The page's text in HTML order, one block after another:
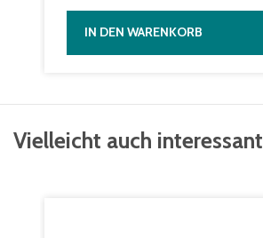
IN DEN WARENKORB
Vielleicht auch interessant